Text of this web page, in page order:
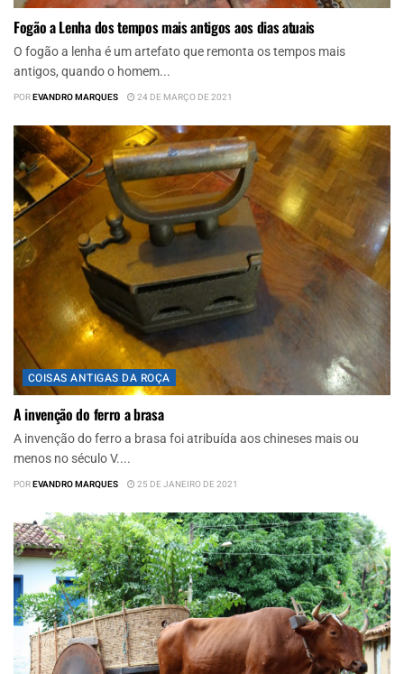
Fogão a Lenha dos tempos mais antigos aos dias atuais
O fogão a lenha é um artefato que remonta os tempos mais
antigos, quando o homem...
POREVANDRO MARQUES 24 DE MARÇO DE 2021
COISAS ANTIGAS DA ROÇA
A invenção do ferro a brasa
A invenção do ferro a brasa foi atribuída aos chineses mais ou
menos no século V....
POREVANDRO MARQUES 25 DE JANEIRO DE 2021